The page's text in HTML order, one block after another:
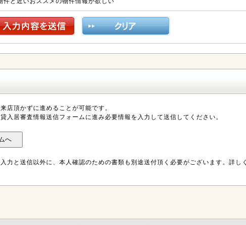
店頂かずに進めることが可能です。
入居審査情報送信フォームに進み必要情報を入力して送信してください。
力と送信以外に、本人確認のための書類も別途送付頂く必要がございます。詳し